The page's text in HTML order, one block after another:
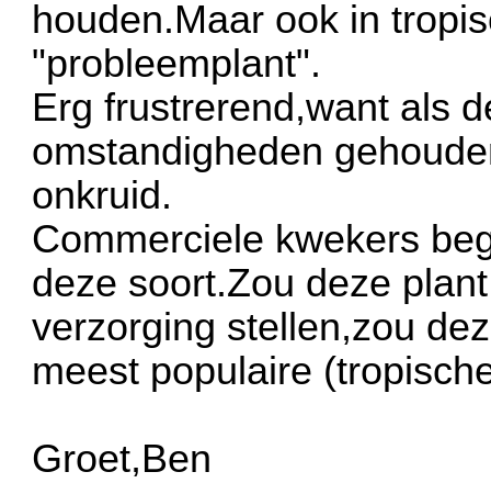
houden.Maar ook in
"probleemplant".
Erg frustrerend,want als
omstandigheden
onkruid.
Commerciele kwekers
deze soort.Zou deze
verzorging stellen,zou
meest populaire
Groet,Ben